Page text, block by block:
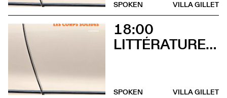
VILLA GILLET
SPOKEN
18:00
LITTÉRATURES SUISSES
VILLA GILLET
SPOKEN